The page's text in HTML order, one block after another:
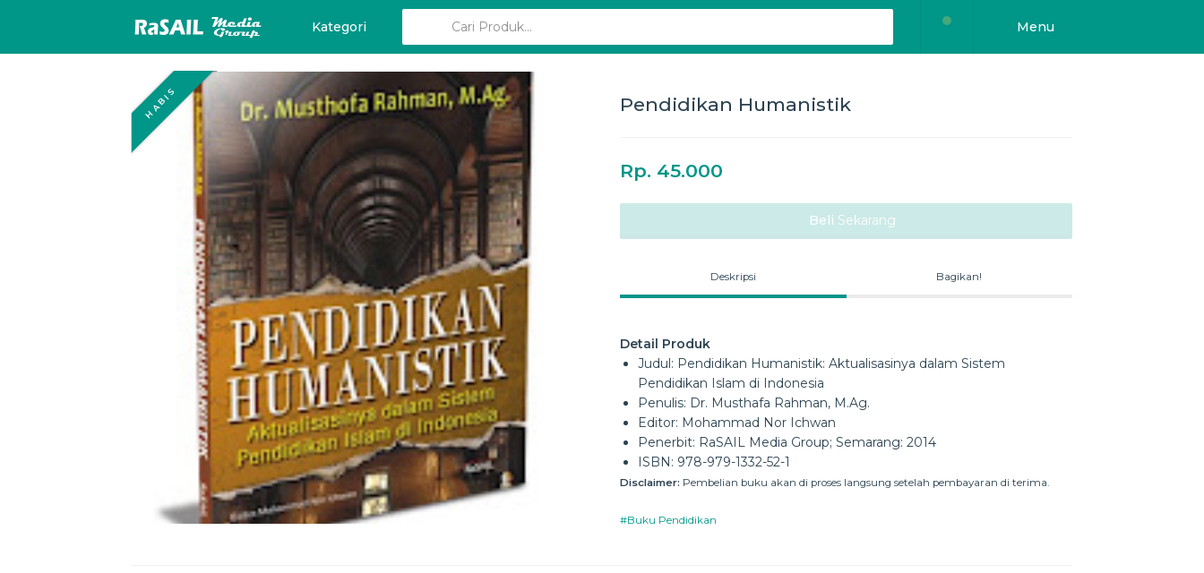
Kategori Menu
HABIS Pendidikan Humanistik
Rp. 45.000
Beli Sekarang
Deskripsi Bagikan!
Detail Produk
Judul: Pendidikan Humanistik: Aktualisasinya dalam Sistem
Pendidikan Islam di Indonesia
Penulis: Dr. Musthafa Rahman, M.Ag.
Editor: Mohammad Nor Ichwan
Penerbit: RaSAIL Media Group; Semarang: 2014
ISBN: 978-979-1332-52-1
Disclaimer: Pembelian buku akan di proses langsung setelah pembayaran di terima.
#Buku Pendidikan